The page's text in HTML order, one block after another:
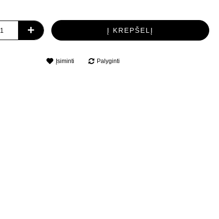
+ Į KREPŠELĮ
Įsiminti Palyginti